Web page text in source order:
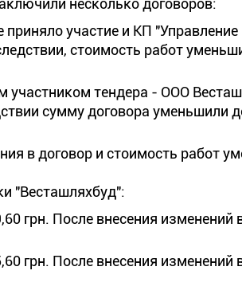
несколько договоров:
приняло участие и КП
стоимость работ
участником тендера - ООО
сумму договора уменьшили
в договор и стоимость работ
"Весташляхбуд":
грн. После внесения изменений
грн. После внесения изменений